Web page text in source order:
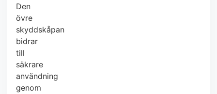
Den
övre
skyddskåpan
bidrar
till
säkrare
användning
genom